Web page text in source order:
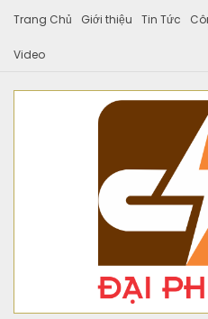
Trang Chủ Giới thiệu Tin Tức
Video